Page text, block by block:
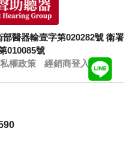
部醫器輸壹字第020282號 衛署
010085號
權政策 經銷商登入